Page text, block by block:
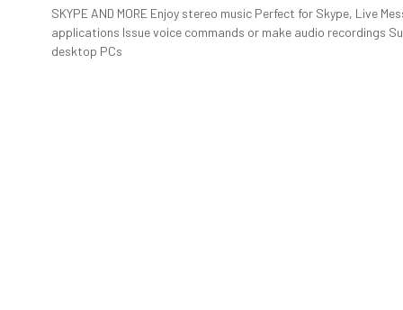
SKYPE AND MORE Enjoy stereo music Perfect for Skype, Live
applications Issue voice commands or make audio recordings
desktop PCs